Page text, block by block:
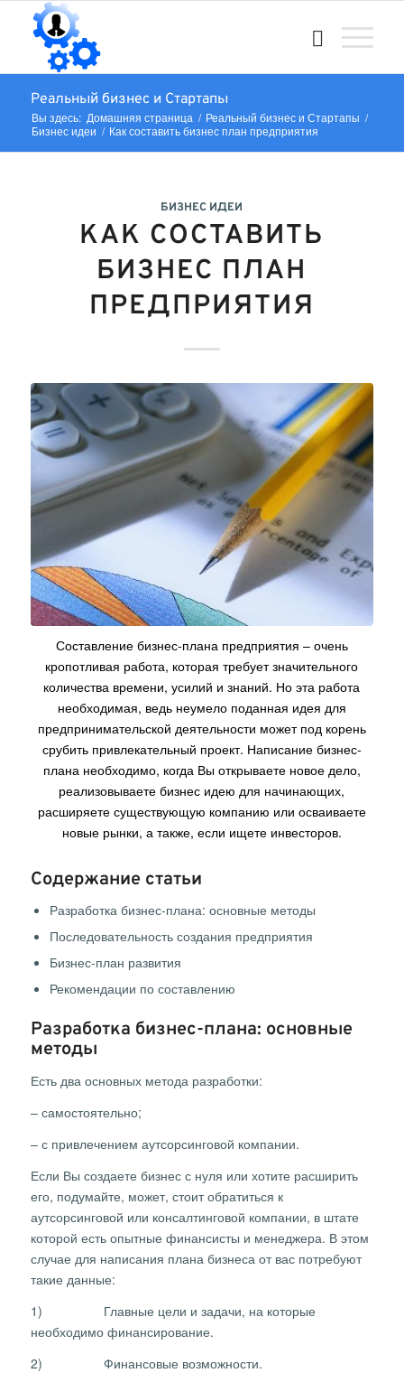
Реальный бизнес и Стартапы
Вы здесь: Домашняя страница / Реальный бизнес и Стартапы /
Бизнес идеи / Как составить бизнес план предприятия
БИЗНЕС ИДЕИ
КАК СОСТАВИТЬ
БИЗНЕС ПЛАН
ПРЕДПРИЯТИЯ
Составление бизнес-плана предприятия – очень
кропотливая работа, которая требует значительного
количества времени, усилий и знаний. Но эта работа
необходимая, ведь неумело поданная идея для
предпринимательской деятельности может под корень
срубить привлекательный проект. Написание бизнес-
плана необходимо, когда Вы открываете новое дело,
реализовываете бизнес идею для начинающих,
расширяете существующую компанию или осваиваете
новые рынки, а также, если ищете инвесторов.
Содержание статьи
Разработка бизнес-плана: основные методы
Последовательность создания предприятия
Бизнес-план развития
Рекомендации по составлению
Разработка бизнес-плана: основные
методы
Есть два основных метода разработки:
– самостоятельно;
– с привлечением аутсорсинговой компании.
Если Вы создаете бизнес с нуля или хотите расширить
его, подумайте, может, стоит обратиться к
аутсорсинговой или консалтинговой компании, в штате
которой есть опытные финансисты и менеджера. В этом
случае для написания плана бизнеса от вас потребуют
такие данные:
1) Главные цели и задачи, на которые
необходимо финансирование.
2) Финансовые возможности.